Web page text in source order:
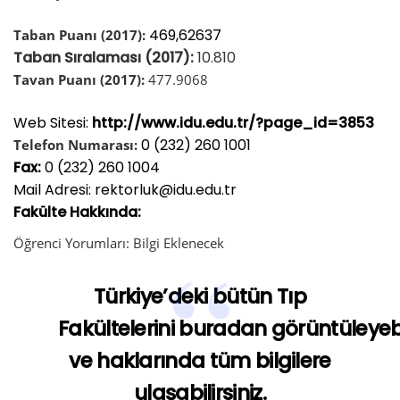
Taban Puanı (2017): 469,62637
Taban Sıralaması (2017):10.810
Tavan Puanı (2017): 477.9068
Web Sitesi: http://www.idu.edu.tr/?page_id=3853
Telefon Numarası: 0 (232) 260 1001
Fax:0 (232) 260 1004
Mail Adresi: rektorluk@idu.edu.tr
Fakülte Hakkında:
Öğrenci Yorumları: Bilgi Eklenecek
Türkiye’deki bütün Tıp
Fakülteleriniburadan
ve haklarında tüm bilgilere
ulaşabilirsiniz.